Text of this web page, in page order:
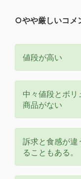
○やや厳しいコメ
値段が高い
中々値段とボ
商品がない
訴求と食感が違
ることもある。